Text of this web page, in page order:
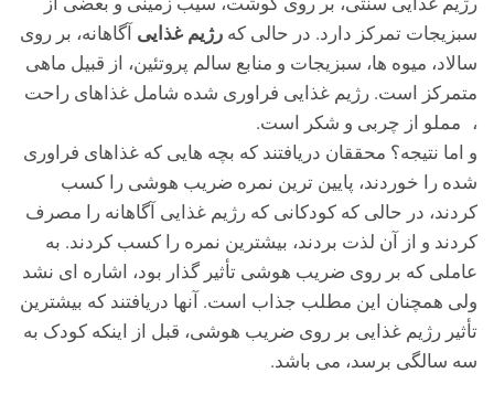
سبزیجات تمرکز دارد. در حالی که رژیم غذایی آگاهانه، بر روی
سالاد، میوه ها، سبزیجات و منابع سالم پروتئین، از قبیل ماهی
متمرکز است. رژیم غذایی فراوری شده شامل غذاهای راحت
، مملو از چربی و شکر است.
و اما نتیجه؟ محققان دریافتند که بچه هایی که غذاهای فراوری
شده را خوردند، پایین ترین نمره ضریب هوشی را کسب
کردند، در حالی که کودکانی که رژیم غذایی آگاهانه را مصرف
کردند و از آن لذت بردند، بیشترین نمره را کسب کردند. به
عاملی که بر روی ضریب هوشی تأثیر گذار بود، اشاره ای نشد
ولی همچنان این مطلب جذاب است. آنها دریافتند که بیشترین
تأثیر رژیم غذایی بر روی ضریب هوشی، قبل از اینکه کودک به
سه سالگی برسد، می باشد.